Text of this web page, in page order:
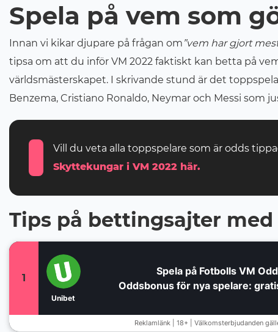
Spela på vem som
Innan vi kikar djupare på frågan om ”vem har gjort
tipsa om att du inför VM 2022 faktiskt kan betta på
världsmästerskapet. I skrivande stund är det
Benzema, Cristiano Ronaldo, Neymar och Messi
Vill du veta alla toppspelare som är odds
Skyttekungar i VM 2022 här.
Tips på bettingsajter med
1
Unibet
Spela på Fotbolls VM
Oddsbonus för nya spelare:
Reklamlänk | 18+ | Välkomsterbjudanden